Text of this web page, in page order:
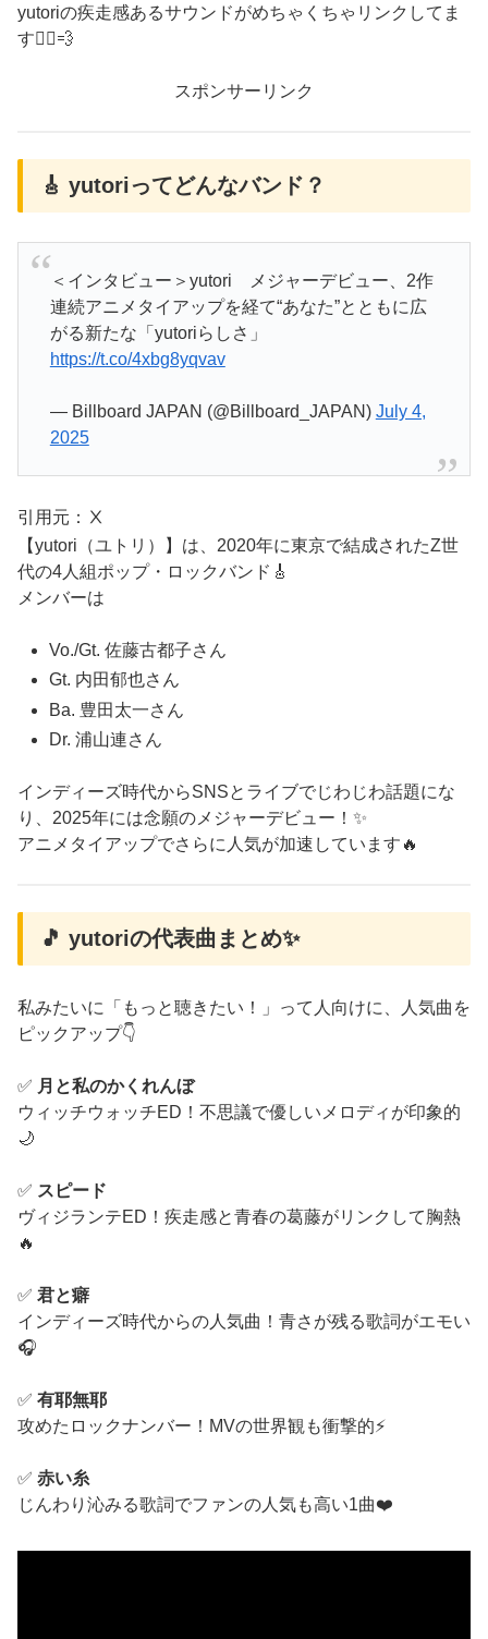
yutoriの疾走感あるサウンドがめちゃくちゃリンクしてま
す🏃‍♂️💨
スポンサーリンク
🎸 yutoriってどんなバンド？
＜インタビュー＞yutori メジャーデビュー、2作
連続アニメタイアップを経て“あなた”とともに広
がる新たな「yutoriらしさ」
https://t.co/4xbg8yqvav
— Billboard JAPAN (@Billboard_JAPAN) July 4,
2025
引用元：Ⅹ
【yutori（ユトリ）】は、2020年に東京で結成されたZ世
代の4人組ポップ・ロックバンド🎸
メンバーは
Vo./Gt. 佐藤古都子さん
Gt. 内田郁也さん
Ba. 豊田太一さん
Dr. 浦山連さん
インディーズ時代からSNSとライブでじわじわ話題にな
り、2025年には念願のメジャーデビュー！✨
アニメタイアップでさらに人気が加速しています🔥
🎵 yutoriの代表曲まとめ✨
私みたいに「もっと聴きたい！」って人向けに、人気曲を
ピックアップ👇
✅ 月と私のかくれんぼ
ウィッチウォッチED！不思議で優しいメロディが印象的
🌙
✅ スピード
ヴィジランテED！疾走感と青春の葛藤がリンクして胸熱
🔥
✅ 君と癖
インディーズ時代からの人気曲！青さが残る歌詞がエモい
🎧
✅ 有耶無耶
攻めたロックナンバー！MVの世界観も衝撃的⚡️
✅ 赤い糸
じんわり沁みる歌詞でファンの人気も高い1曲❤️